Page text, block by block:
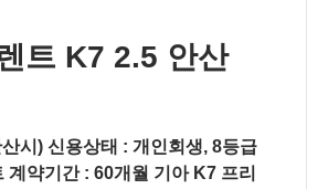
트 K7 2.5 안산
시) 신용상태 : 개인회생, 8등급
약기간 : 60개월 기아 K7 프리